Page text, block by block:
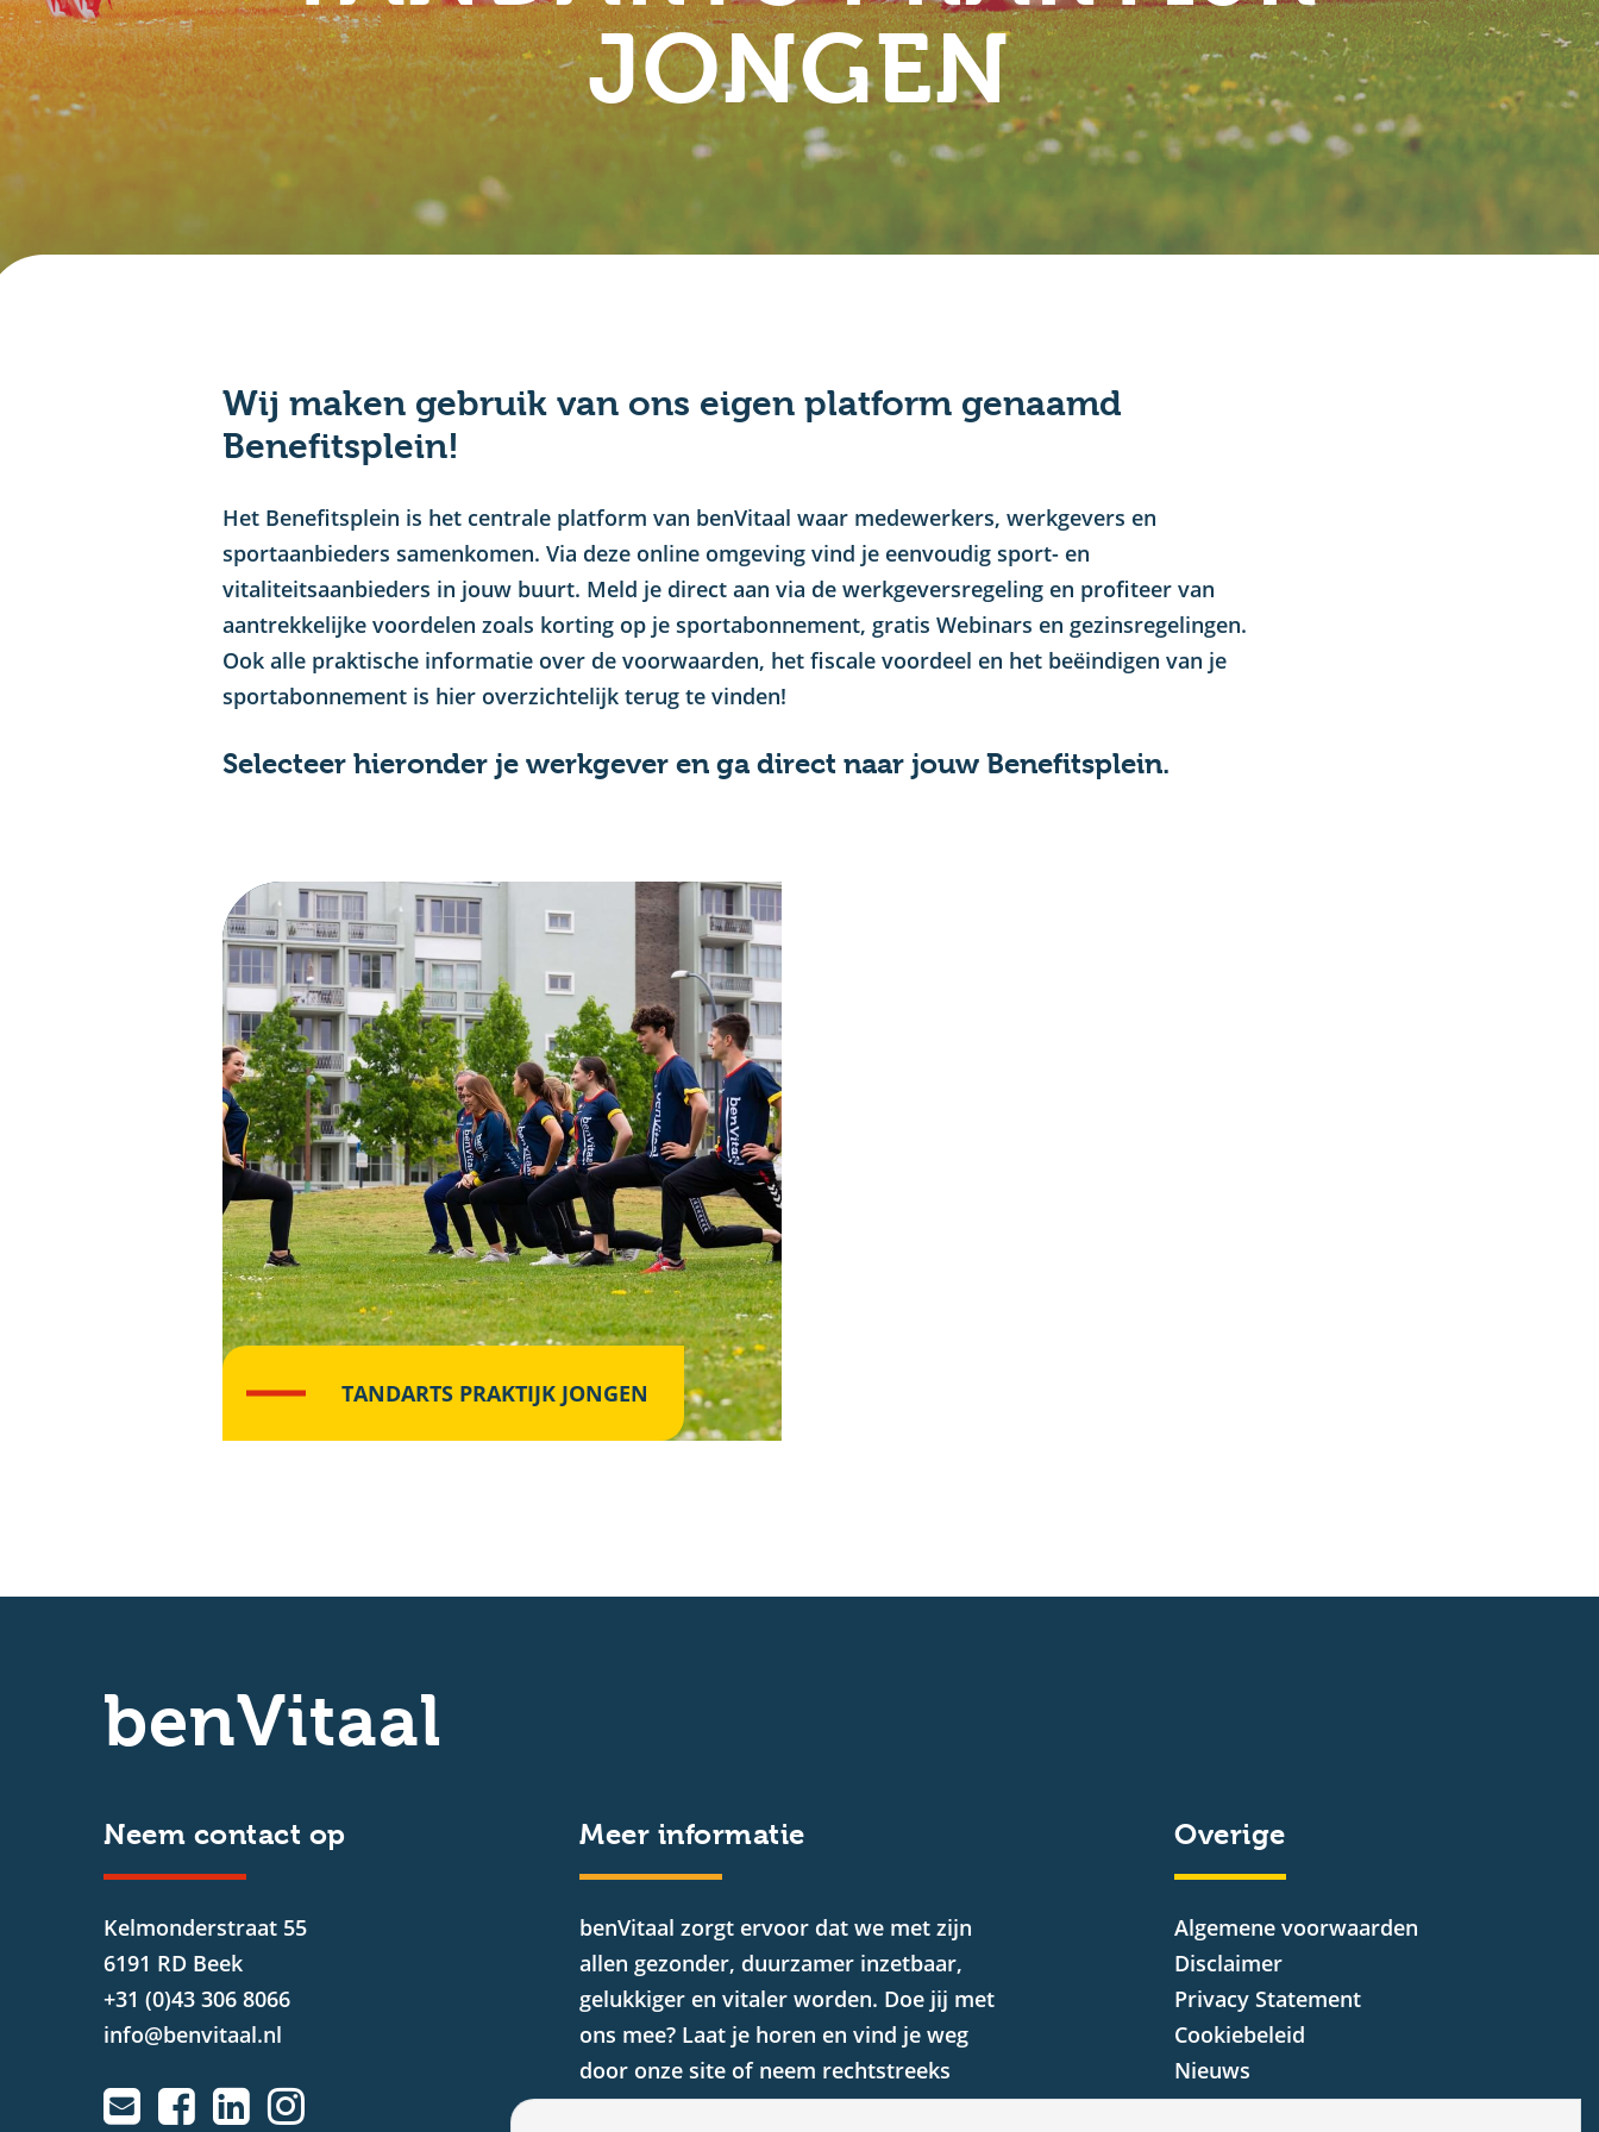
JONGEN
Wij maken gebruik van ons eigen platform genaamd
Benefitsplein!
Het Benefitsplein is het centrale platform van benVitaal waar medewerkers, werkgevers en
sportaanbieders samenkomen. Via deze online omgeving vind je eenvoudig sport- en
vitaliteitsaanbieders in jouw buurt. Meld je direct aan via de werkgeversregeling en profiteer van
aantrekkelijke voordelen zoals korting op je sportabonnement, gratis Webinars en gezinsregelingen.
Ook alle praktische informatie over de voorwaarden, het fiscale voordeel en het beëindigen van je
sportabonnement is hier overzichtelijk terug te vinden!
Selecteer hieronder je werkgever en ga direct naar jouw Benefitsplein.
TANDARTS PRAKTIJK JONGEN
benVitaal
Neem contact op
Kelmonderstraat 55
6191 RD Beek
+31 (0)43 306 8066
info@benvitaal.nl
Meer informatie
benVitaal zorgt ervoor dat we met zijn
allen gezonder, duurzamer inzetbaar,
gelukkiger en vitaler worden. Doe jij met
ons mee? Laat je horen en vind je weg
door onze site of neem rechtstreeks
contact met ons op.
Overige
Algemene voorwaarden
Disclaimer
Privacy Statement
Cookiebeleid
Nieuws
Vacatures